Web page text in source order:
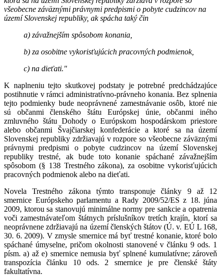
všeobecne záväznými právnymi predpismi o pobyte cudzincov na
území Slovenskej republiky, ak spácha taký čin
a) závažnejším spôsobom konania,
b) za osobitne vykorisťujúcich pracovných podmienok,
c) na dieťati."
K naplneniu tejto skutkovej podstaty je potrebné predchádzajúce
postihnutie v rámci administratívno-právneho konania. Bez splnenia
tejto podmienky bude neoprávnené zamestnávanie osôb, ktoré nie
sú občanmi členského štátu Európskej únie, občanmi iného
zmluvného štátu Dohody o Európskom hospodárskom priestore
alebo občanmi Švajčiarskej konfederácie a ktoré sa na území
Slovenskej republiky zdržiavajú v rozpore so všeobecne záväznými
právnymi predpismi o pobyte cudzincov na území Slovenskej
republiky trestné, ak bude toto konanie spáchané závažnejším
spôsobom (§ 138 Trestného zákona), za osobitne vykorisťujúcich
pracovných podmienok alebo na dieťati.
Novela Trestného zákona týmto transponuje články 9 až 12
smernice Európskeho parlamentu a Rady 2009/52/ES z 18. júna
2009, ktorou sa stanovujú minimálne normy pre sankcie a opatrenia
voči zamestnávateľom štátnych príslušníkov tretích krajín, ktorí sa
neoprávnene zdržiavajú na území členských štátov (Ú. v. EÚ L 168,
30. 6. 2009). V zmysle smernice má byť trestné konanie, ktoré bolo
spáchané úmyselne, pričom okolnosti stanovené v článku 9 ods. 1
písm. a) až e) smernice nemusia byť splnené kumulatívne; zároveň
transpozícia článku 10 ods. 2 smernice je pre členské štáty
fakultatívna.